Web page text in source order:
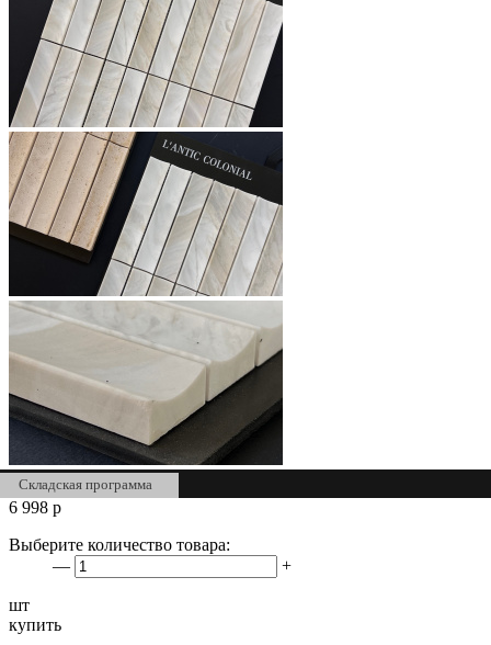
Складская программа
6 998 р
Выберите количество товара:
—
+
шт
купить